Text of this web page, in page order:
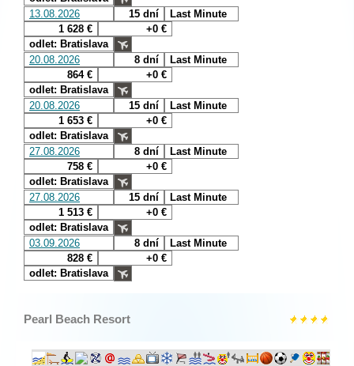
13.08.2026
15 dní
Last Minute
1 628 €
+0 €
odlet: Bratislava
20.08.2026
8 dní
Last Minute
864 €
+0 €
odlet: Bratislava
20.08.2026
15 dní
Last Minute
1 653 €
+0 €
odlet: Bratislava
27.08.2026
8 dní
Last Minute
758 €
+0 €
odlet: Bratislava
27.08.2026
15 dní
Last Minute
1 513 €
+0 €
odlet: Bratislava
03.09.2026
8 dní
Last Minute
828 €
+0 €
odlet: Bratislava
Pearl Beach Resort